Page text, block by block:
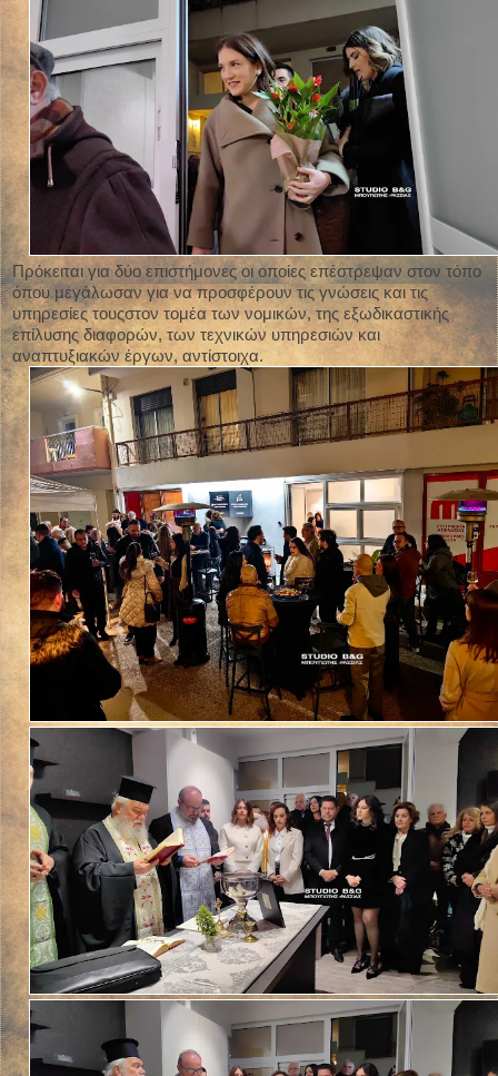
Πρόκειται για δύο επιστήμονες οι οποίες επέστρεψαν στον τόπο
όπου μεγάλωσαν για να προσφέρουν τις γνώσεις και τις
υπηρεσίες τουςστον τομέα των νομικών, της εξωδικαστικής
επίλυσης διαφορών, των τεχνικών υπηρεσιών και
αναπτυξιακών έργων, αντίστοιχα.